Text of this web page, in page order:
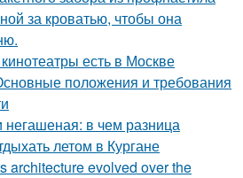
за кроватью, чтобы она
есть в Москве
положения и требования
негашеная: в чем разница
летом в Кургане
architecture evolved over the